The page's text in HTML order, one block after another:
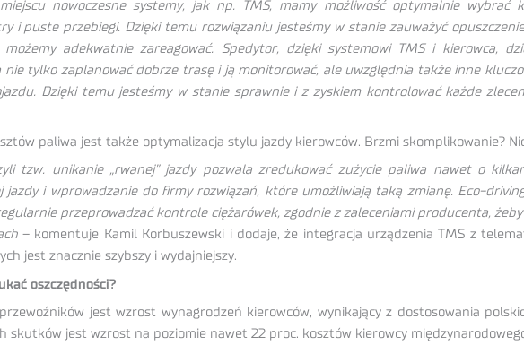
nowoczesne systemy, jak np. TMS, mamy możliwość optymalnie
i puste przebiegi. Dzięki temu rozwiązaniu jesteśmy w stanie zauważyć
adekwatnie zareagować. Spedytor, dzięki systemowi TMS i kierowca,
nie tylko zaplanować dobrze trasę i ją monitorować, ale uwzględnia także inne
Dzięki temu jesteśmy w stanie sprawnie i z zyskiem kontrolować każde
paliwa jest także optymalizacja stylu jazdy kierowców. Brzmi skomplikowanie?
tzw. unikanie „rwanej” jazdy pozwala zredukować zużycie paliwa nawet o
jazdy i wprowadzanie do firmy rozwiązań, które umożliwiają taką zmianę. Eco-
przeprowadzać kontrole ciężarówek, zgodnie z zaleceniami producenta,
– komentuje Kamil Korbuszewski i dodaje, że integracja urządzenia TMS z
jest znacznie szybszy i wydajniejszy.
oszczędności?
jest wzrost wynagrodzeń kierowców, wynikający z dostosowania
skutków jest wzrost na poziomie nawet 22 proc. kosztów kierowcy